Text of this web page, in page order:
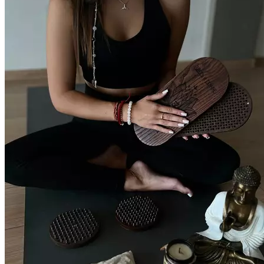
зажимы развить устойчивость и присутствие «здесь и сейчас»
укрепить контакт с телом и границами прожить и отпустить
подавленные эмоции повысить уровень энергии и ясности
Занятие проходит под мягким сопровождением инструктора:
с настройкой, выходом на доски, дыханием и интеграцией
опыта. Уровень нагрузки и время стояния подбираются
индивидуально — практика подходит как новичкам,
так и опытным участникам. Групповой формат усиливает
эффект практики за счёт общего намерения, поддержки
и доверия. Это не про боль — это про встречу с собой.